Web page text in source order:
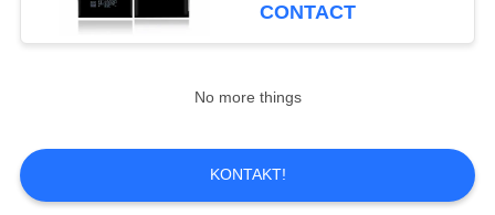
CONTACT
No more things
KONTAKT!